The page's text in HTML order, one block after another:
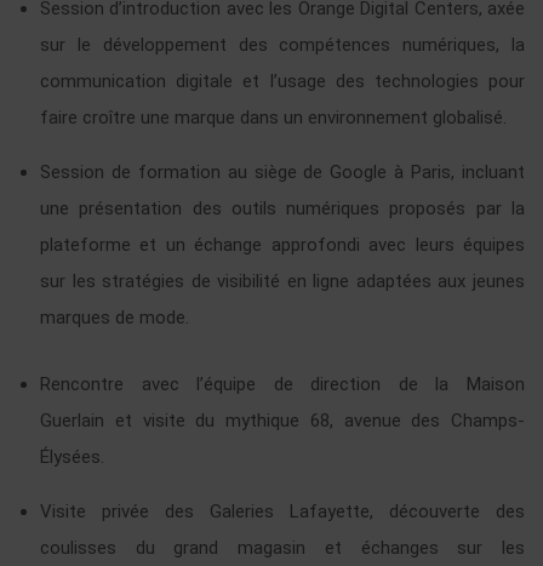
Session d’introduction avec les Orange Digital Centers, axée
sur le développement des compétences numériques, la
communication digitale et l’usage des technologies pour
faire croître une marque dans un environnement globalisé.
Session de formation au siège de Google à Paris, incluant
une présentation des outils numériques proposés par la
plateforme et un échange approfondi avec leurs équipes
sur les stratégies de visibilité en ligne adaptées aux jeunes
marques de mode.
Rencontre avec l’équipe de direction de la Maison
Guerlain et visite du mythique 68, avenue des Champs-
Élysées.
Visite privée des Galeries Lafayette, découverte des
coulisses du grand magasin et échanges sur les